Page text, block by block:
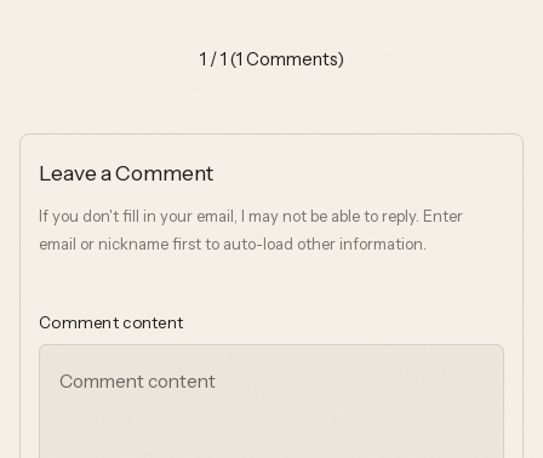
1 / 1 (1 Comments)
Leave a Comment
If you don't fill in your email, I may not be able to reply. Enter
email or nickname first to auto-load other information.
Comment content